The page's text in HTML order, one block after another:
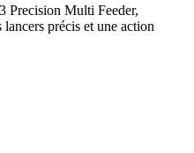
Precision Multi Feeder,
précis et une action